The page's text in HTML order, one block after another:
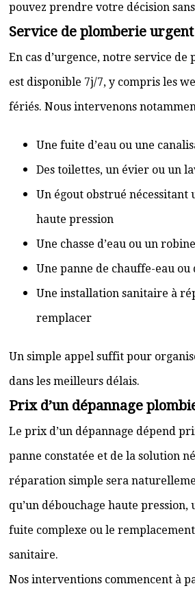
pouvez prendre votre décision
Service de plomberie
En cas d’urgence, notre service de
est disponible 7j/7, y compris les
fériés. Nous intervenons
Une fuite d’eau ou une
Des toilettes, un évier ou un
Un égout obstrué nécessitant
haute pression
Une chasse d’eau ou un
Une panne de chauffe-eau ou
Une installation sanitaire à
remplacer
Un simple appel suffit pour
dans les meilleurs délais.
Prix d’un dépannage
Le prix d’un dépannage dépend
panne constatée et de la solution
réparation simple sera
qu’un débouchage haute pression,
fuite complexe ou le
sanitaire.
Nos interventions commencent à